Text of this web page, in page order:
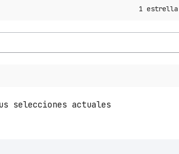
1 estrella
selecciones actuales